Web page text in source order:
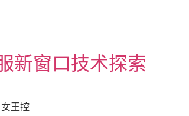
新窗口技术探索
女王控